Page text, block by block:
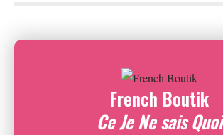
French Boutik
Ce Je Ne sais Quoi